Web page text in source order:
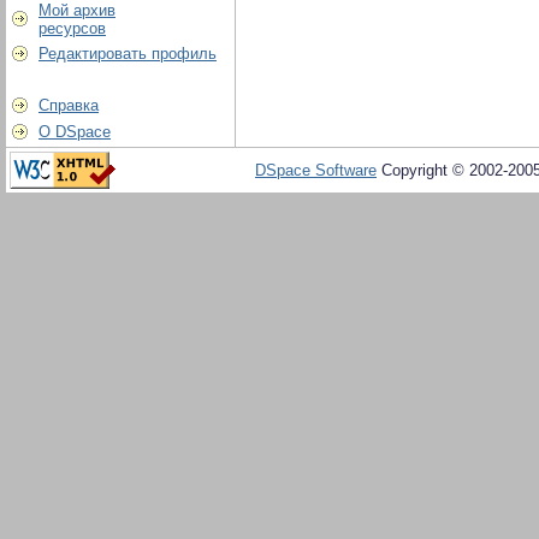
Мой архив
ресурсов
Редактировать профиль
Справка
О DSpace
DSpace Software Copyright © 2002-